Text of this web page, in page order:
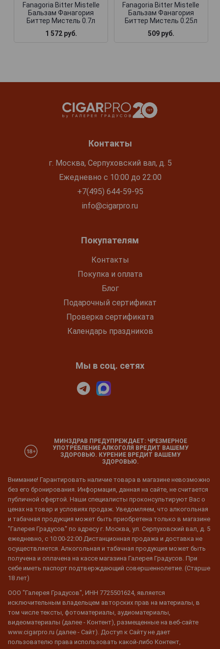
Fanagoria Bitter Mistelle
Бальзам Фанагория
Биттер Мистель 0.7л
1 572 руб.
Fanagoria Bitter Mistelle
Бальзам Фанагория
Биттер Мистель 0.25л
509 руб.
Контакты
г. Москва, Серпуховский вал, д. 5
Ежедневно с 10:00 до 22:00
+7(495) 644-59-95
info@cigarpro.ru
Покупателям
Контакты
Покупка и оплата
Блог
Подарочный сертификат
Проверка сертификата
Календарь праздников
Мы в соц. сетях
МИНЗДРАВ ПРЕДУПРЕЖДАЕТ: ЧРЕЗМЕРНОЕ
УПОТРЕБЛЕНИЕ АЛКОГОЛЯ ВРЕДИТ ВАШЕМУ
ЗДОРОВЬЮ. КУРЕНИЕ ВРЕДИТ ВАШЕМУ
ЗДОРОВЬЮ.
Внимание! Гарантировать наличие товара в магазине невозможно
без его бронирования. Информация, данная на сайте, не считается
публичной офертой. Наши специалисты проконсультируют Вас о
ценах на товар и условиях продаж. Уведомляем, что алкогольная
и табачная продукция может быть приобретена только в магазине
"Галерея Градусов" по адресу г. Москва, ул. Серпуховский вал, д. 5
ежедневно, с 10:00-22:00 Дистанционная продажа и доставка не
осуществляется. Алкогольная и табачная продукция может быть
получена и оплачена на кассе магазина Галерея Градусов. При
себе иметь паспорт подтверждающий совершеннолетие. (Старше
18 лет)
ООО "Галерея Градусов", ИНН 7725501624, является
исключительным владельцем авторских прав на материалы, в
том числе тексты, фотоматериалы, аудиоматериалы,
видеоматериалы (далее - Контент), размещенные на веб-сайте
www.cigarpro.ru (далее - Сайт). Доступ к Сайту не дает
пользователю права использовать какой-либо Контент,